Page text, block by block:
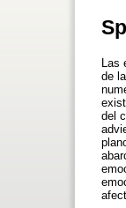
Las
de
del